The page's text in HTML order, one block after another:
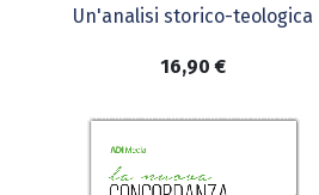
Un'analisi storico-teologica
16,90 €